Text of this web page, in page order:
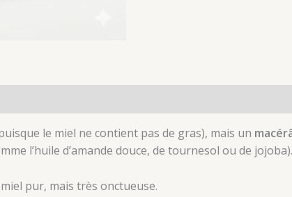
le miel ne contient pas de gras), mais un
l’huile d’amande douce, de tournesol ou de jojoba).
pur, mais très onctueuse.